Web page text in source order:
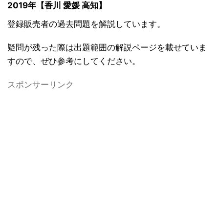
2019年【香川 愛媛 高知】
登録販売者の過去問題を解説しています。
疑問が残った際は出題範囲の解説ページを載せていま
すので、ぜひ参考にしてください。
スポンサーリンク